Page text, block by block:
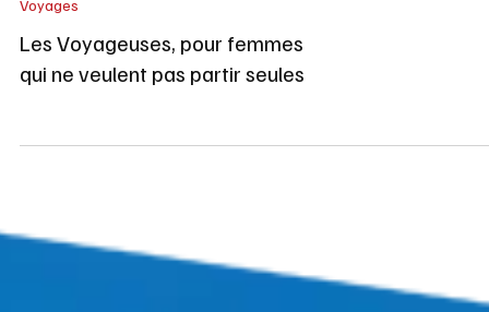
Voyages
Les Voyageuses, pour femmes